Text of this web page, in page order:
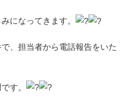
になってきます。
、担当者から電話報告をいた
す。